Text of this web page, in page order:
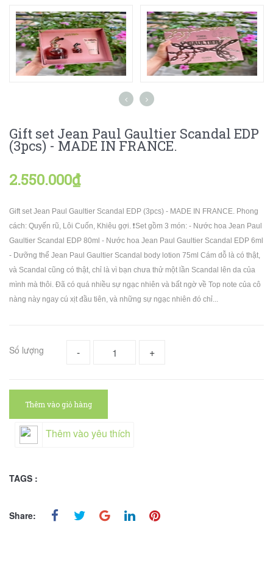
Gift set Jean Paul Gaultier Scandal EDP
(3pcs) - MADE IN FRANCE.
2.550.000₫
Gift set Jean Paul Gaultier Scandal EDP (3pcs) - MADE IN FRANCE. Phong
cách: Quyến rũ, Lôi Cuốn, Khiêu gợi. ❗️Set gồm 3 món: - Nước hoa Jean Paul
Gaultier Scandal EDP 80ml - Nước hoa Jean Paul Gaultier Scandal EDP 6ml
- Dưỡng thể Jean Paul Gaultier Scandal body lotion 75ml Cám dỗ là có thật,
và Scandal cũng có thật, chỉ là vì bạn chưa thử một lần Scandal lên da của
mình mà thôi. Đã có quá nhiều sự ngạc nhiên và bất ngờ về Top note của cô
nàng này ngay cú xịt đầu tiên, và những sự ngạc nhiên đó chỉ...
Số lượng - +
Thêm vào giỏ hàng
Thêm vào yêu thích
TAGS :
Share: